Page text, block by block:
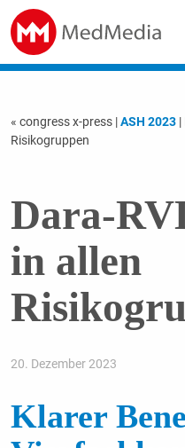
« congress x-press |ASH 2023|
Risikogruppen
Dara-
in allen
20. Dezember 2023
Klarer